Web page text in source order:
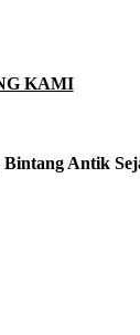
KAMI
Antik